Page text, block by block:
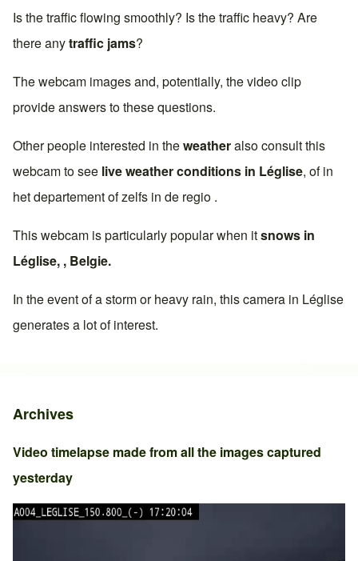
Is the traffic flowing smoothly? Is the traffic heavy? Are
there anytraffic jams?
The webcam images and, potentially, the video clip
provide answers to these questions.
Other people interested in theweatheralso consult this
webcam to see live weather conditions in Léglise, of in
het departement of zelfs in de regio .
This webcam is particularly popular when itsnows in
Léglise, , Belgie.
In the event of a storm or heavy rain, this camera in Léglise
generates a lot of interest.
Archives
Video timelapse made from all the images captured
yesterday